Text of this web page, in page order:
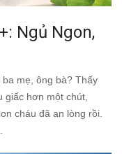
Ngủ Ngon,
mẹ, ông bà? Thấy
giấc hơn một chút,
cháu đã an lòng rồi.